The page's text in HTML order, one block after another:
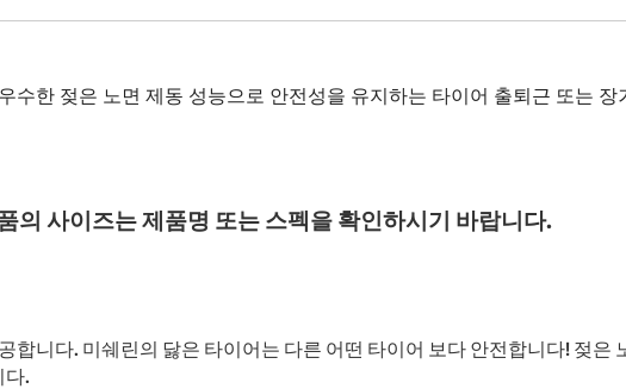
한 젖은 노면 제동 성능으로 안전성을 유지하는 타이어 출퇴근 또는 장
의 사이즈는 제품명 또는 스펙을 확인하시기 바랍니다.
합니다. 미쉐린의 닳은 타이어는 다른 어떤 타이어 보다 안전합니다! 젖은
다.